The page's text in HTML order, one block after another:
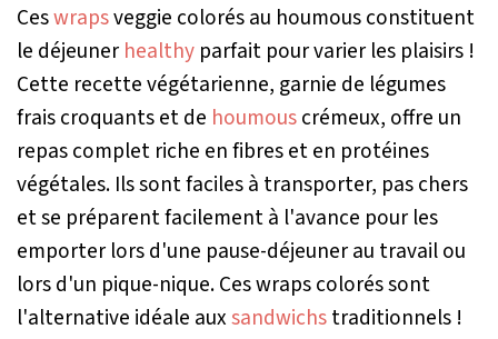
Ceswrapsveggie colorés au houmous constituent
le déjeuner healthy parfait pour varier les plaisirs !
Cette recette végétarienne, garnie de légumes
frais croquants et de houmouscrémeux, offre un
repas complet riche en fibres et en protéines
végétales. Ils sont faciles à transporter, pas chers
et se préparent facilement à l'avance pour les
emporter lors d'une pause-déjeuner au travail ou
lors d'un pique-nique. Ces wraps colorés sont
l'alternative idéale auxsandwichstraditionnels !